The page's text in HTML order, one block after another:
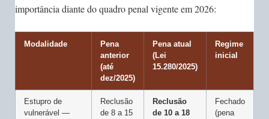
importância diante do quadro penal vigente em 2026:
Modalidade
Pena
anterior
(até
dez/2025)
Pena atual
(Lei
15.280/2025)
Regime
inicial
Estupro de
vulnerável —
Reclusão
de 8 a 15
Reclusão
de 10 a 18
Fechado
(pena